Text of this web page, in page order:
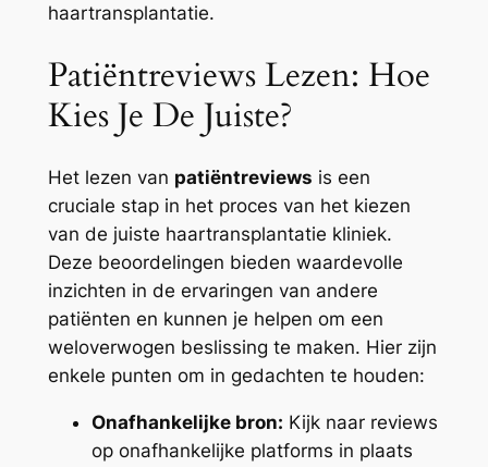
haartransplantatie.
Patiëntreviews Lezen: Hoe
Kies Je De Juiste?
Het lezen van patiëntreviews is een
cruciale stap in het proces van het kiezen
van de juiste haartransplantatie kliniek.
Deze beoordelingen bieden waardevolle
inzichten in de ervaringen van andere
patiënten en kunnen je helpen om een
weloverwogen beslissing te maken. Hier zijn
enkele punten om in gedachten te houden:
Onafhankelijke bron: Kijk naar reviews
op onafhankelijke platforms in plaats